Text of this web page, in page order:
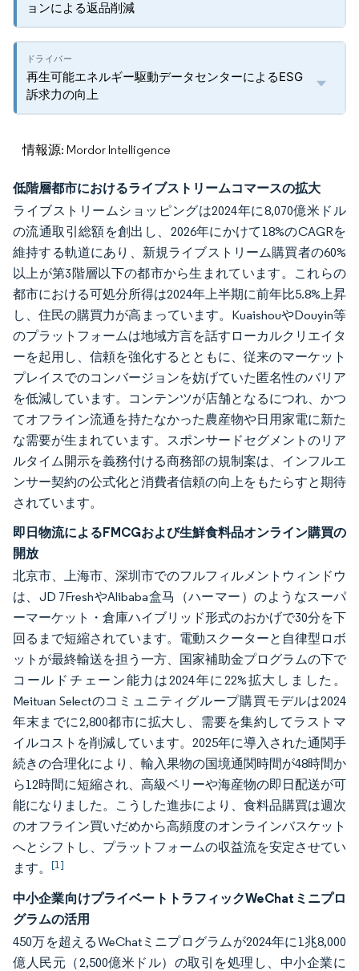
ョンによる返品削減
再生可能エネルギー駆動データセンターによるESG
訴求力の向上
情報源: Mordor Intelligence
低階層都市におけるライブストリームコマースの拡大
ライブストリームショッピングは2024年に8,070億米ドル
の流通取引総額を創出し、2026年にかけて18%のCAGRを
維持する軌道にあり、新規ライブストリーム購買者の60%
以上が第3階層以下の都市から生まれています。これらの
都市における可処分所得は2024年上半期に前年比5.8%上昇
し、住民の購買力が高まっています。KuaishouやDouyin等
のプラットフォームは地域方言を話すローカルクリエイタ
ーを起用し、信頼を強化するとともに、従来のマーケット
プレイスでのコンバージョンを妨げていた匿名性のバリア
を低減しています。コンテンツが店舗となるにつれ、かつ
てオフライン流通を持たなかった農産物や日用家電に新た
な需要が生まれています。スポンサードセグメントのリア
ルタイム開示を義務付ける商務部の規制案は、インフルエ
ンサー契約の公式化と消費者信頼の向上をもたらすと期待
されています。
即日物流によるFMCGおよび生鮮食料品オンライン購買の
開放
北京市、上海市、深圳市でのフルフィルメントウィンドウ
は、JD 7FreshやAlibaba盒马（ハーマー）のようなスーパ
ーマーケット・倉庫ハイブリッド形式のおかげで30分を下
回るまで短縮されています。電動スクーターと自律型ロボ
ットが最終輸送を担う一方、国家補助金プログラムの下で
コールドチェーン能力は2024年に22%拡大しました。
Meituan Selectのコミュニティグループ購買モデルは2024
年末までに2,800都市に拡大し、需要を集約してラストマ
イルコストを削減しています。2025年に導入された通関手
続きの合理化により、輸入果物の国境通関時間が48時間か
ら12時間に短縮され、高級ベリーや海産物の即日配送が可
能になりました。こうした進歩により、食料品購買は週次
のオフライン買いだめから高頻度のオンラインバスケット
へとシフトし、プラットフォームの収益流を安定させてい
ます。 [1]
中小企業向けプライベートトラフィックWeChatミニプロ
グラムの活用
450万を超えるWeChatミニプログラムが2024年に1兆8,000
億人民元（2,500億米ドル）の取引を処理し、中小企業に